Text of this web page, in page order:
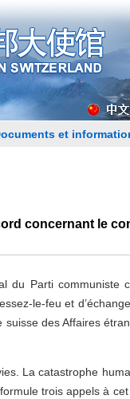
et
concernant le
du Parti communiste
le-feu et
des Affaires
La catastrophe
trois appels à